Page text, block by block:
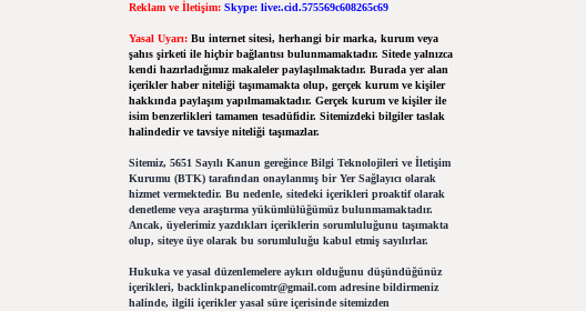
Reklam ve İletişim: Skype: live:.cid.575569c608265c69
Yasal Uyarı: Bu internet sitesi, herhangi bir marka, kurum veya
şahıs şirketi ile hiçbir bağlantısı bulunmamaktadır. Sitede yalnızca
kendi hazırladığımız makaleler paylaşılmaktadır. Burada yer alan
içerikler haber niteliği taşımamakta olup, gerçek kurum ve kişiler
hakkında paylaşım yapılmamaktadır. Gerçek kurum ve kişiler ile
isim benzerlikleri tamamen tesadüfidir. Sitemizdeki bilgiler taslak
halindedir ve tavsiye niteliği taşımazlar.
Sitemiz, 5651 Sayılı Kanun gereğince Bilgi Teknolojileri ve İletişim
Kurumu (BTK) tarafından onaylanmış bir Yer Sağlayıcı olarak
hizmet vermektedir. Bu nedenle, sitedeki içerikleri proaktif olarak
denetleme veya araştırma yükümlülüğümüz bulunmamaktadır.
Ancak, üyelerimiz yazdıkları içeriklerin sorumluluğunu taşımakta
olup, siteye üye olarak bu sorumluluğu kabul etmiş sayılırlar.
Hukuka ve yasal düzenlemelere aykırı olduğunu düşündüğünüz
içerikleri, backlinkpanelicomtr@gmail.comadresine bildirmeniz
halinde, ilgili içerikler yasal süre içerisinde sitemizden